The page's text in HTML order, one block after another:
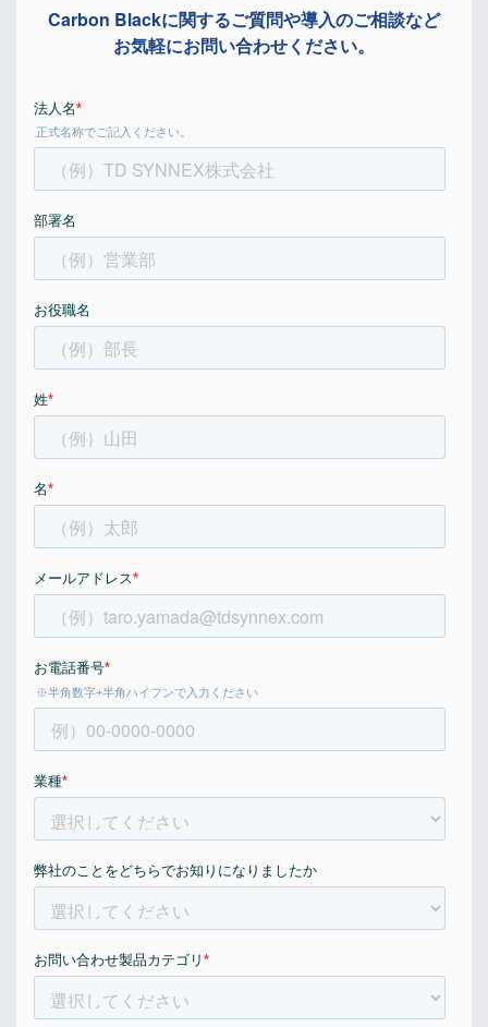
Carbon Blackに関するご質問や導入のご相談など
お気軽にお問い合わせください。